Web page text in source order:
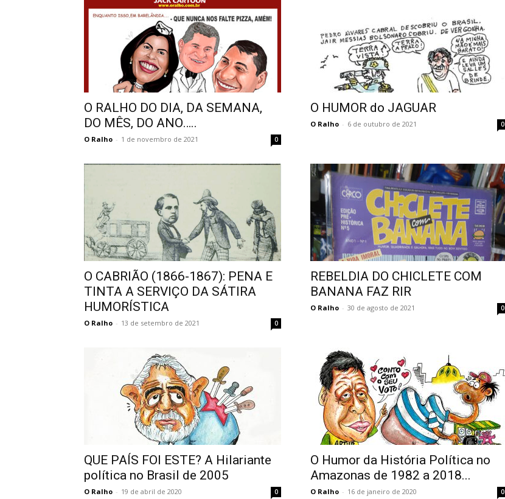
O RALHO DO DIA, DA SEMANA,
DO MÊS, DO ANO…..
O Ralho - 1 de novembro de 2021 0
O HUMOR do JAGUAR
O Ralho - 6 de outubro de 2021 0
O CABRIÃO (1866-1867): PENA E
TINTA A SERVIÇO DA SÁTIRA
HUMORÍSTICA
O Ralho - 13 de setembro de 2021 0
REBELDIA DO CHICLETE COM
BANANA FAZ RIR
O Ralho - 30 de agosto de 2021 0
QUE PAÍS FOI ESTE? A Hilariante
política no Brasil de 2005
O Ralho - 19 de abril de 2020 0
O Humor da História Política no
Amazonas de 1982 a 2018...
O Ralho - 16 de janeiro de 2020 0